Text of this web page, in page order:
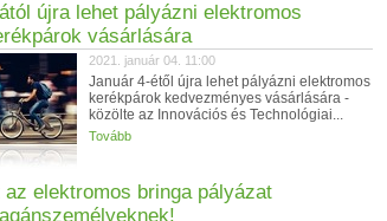
újra lehet pályázni elektromos
vásárlására
2021. január 04. 11:00
Január 4-étől újra lehet pályázni elektromos
kerékpárok kedvezményes vásárlására -
közölte az Innovációs és Technológiai...
Tovább
az elektromos bringa pályázat